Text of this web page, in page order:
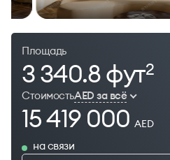
Площадь
3 340.8 фут2
СтоимостьAED за всё
15 419 000AED
на связи